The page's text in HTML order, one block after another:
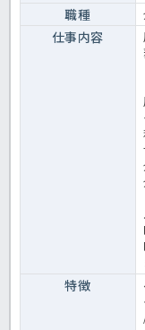
職種
仕事内容
特徴